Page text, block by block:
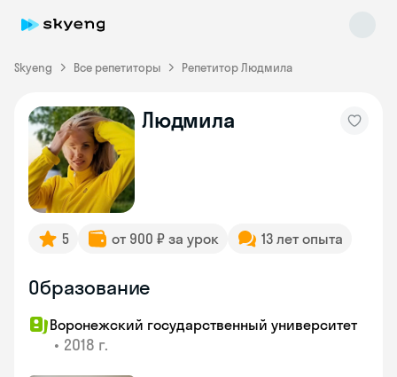
Skyeng Все репетиторы Репетитор Людмила
Людмила
5 от 900 ₽ за урок 13 лет опыта
Образование
Воронежский государственный университет
• 2018 г.
Skyeng Chat
online